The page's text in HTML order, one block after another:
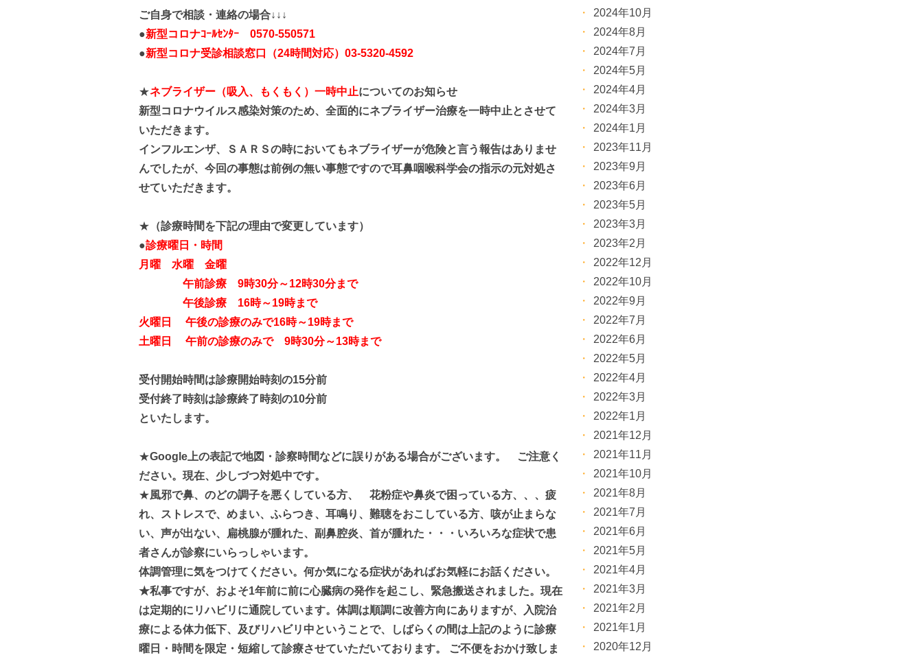
ご自身で相談・連絡の場合↓↓↓
●新型コロナｺｰﾙｾﾝﾀｰ 0570-550571
●新型コロナ受診相談窓口（24時間対応） 03-5320-4592
★ネブライザー（吸入、もくもく）一時中止についてのお知らせ
新型コロナウイルス感染対策のため、 全面的にネブライザー治療を一時中止とさせて
いただきます。
インフルエンザ、ＳＡＲＳの時においてもネブライザーが危険と言う報告はありませ
んでしたが、今回の事態は前例の無い事態ですので耳鼻咽喉科学会の指示の元対処さ
せていただきます。
★ （診療時間を下記の理由で変更しています）
●診療曜日・時間
月曜 水曜 金曜
午前診療 9時30分～12時30分まで
午後診療 16時～19時まで
火曜日 午後の診療のみで16時～19時まで
土曜日 午前の診療のみで 9時30分～13時まで
受付開始時間は診療開始時刻の15分前
受付終了時刻は診療終了時刻の10分前
といたします。
★Google上の表記で地図・診察時間などに誤りがある場合がございます。 ご注意く
ださい。現在、少しづつ対処中です。
★風邪で鼻、のどの調子を悪くしている方、 花粉症や鼻炎で困っている方、、、疲
れ、ストレスで、めまい、ふらつき、耳鳴り、難聴をおこしている方、咳が止まらな
い、声が出ない、扁桃腺が腫れた、副鼻腔炎、首が腫れた・・・いろいろな症状で患
者さんが診察にいらっしゃいます。
体調管理に気をつけてください。何か気になる症状があればお気軽にお話ください。
★私事ですが、およそ1年前に前に心臓病の発作を起こし、緊急搬送されました。現在
は定期的にリハビリに通院しています。体調は順調に改善方向にありますが、入院治
療による体力低下、及びリハビリ中ということで、しばらくの間は上記のように診療
曜日・時間を限定・短縮して診療させていただいております。 ご不便をおかけ致しま
2024年10月
2024年8月
2024年7月
2024年5月
2024年4月
2024年3月
2024年1月
2023年11月
2023年9月
2023年6月
2023年5月
2023年3月
2023年2月
2022年12月
2022年10月
2022年9月
2022年7月
2022年6月
2022年5月
2022年4月
2022年3月
2022年1月
2021年12月
2021年11月
2021年10月
2021年8月
2021年7月
2021年6月
2021年5月
2021年4月
2021年3月
2021年2月
2021年1月
2020年12月